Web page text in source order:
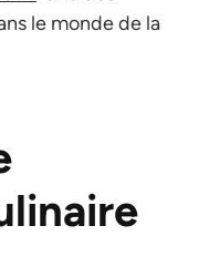
le monde de la